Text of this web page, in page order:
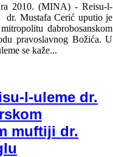
2010. (MINA) - Reisu-l-
Mustafa Cerić uputio je
dabrobosanskom
pravoslavnog Božića. U
se kaže...
l-uleme dr.
muftiji dr.